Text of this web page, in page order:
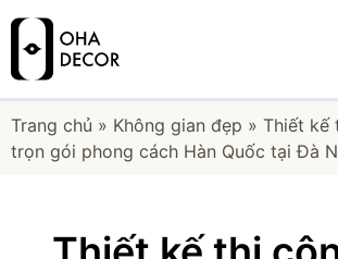
Trang chủ » Không gian đẹp » Thiết kế
trọn gói phong cách Hàn Quốc tại Đà